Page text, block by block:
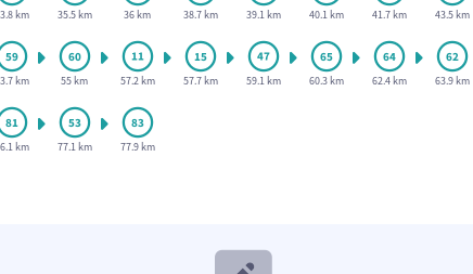
km 35.5 km 36 km 38.7 km 39.1 km 40.1 km 41.7 km 43.5 km
km 55 km 57.2 km 57.7 km 59.1 km 60.3 km 62.4 km 63.9 km
km 77.1 km 77.9 km